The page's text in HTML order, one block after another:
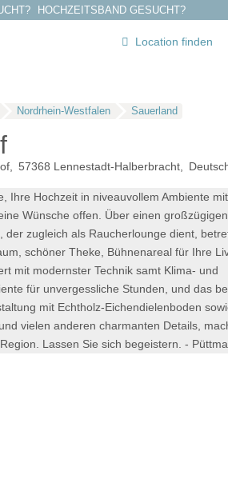
HOCHZEITSBAND GESUCHT?
Location finden
Nordrhein-Westfalen Sauerland
57368 Lennestadt-Halberbracht